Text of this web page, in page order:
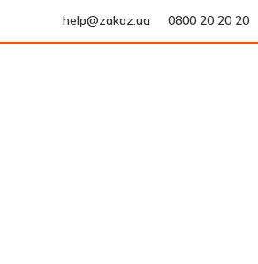
help@zakaz.ua 0800 20 20 20